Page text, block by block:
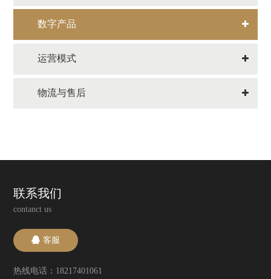
数字产品
运营模式
物流与售后
联系我们
contanct us
客服
热线电话：18217401061